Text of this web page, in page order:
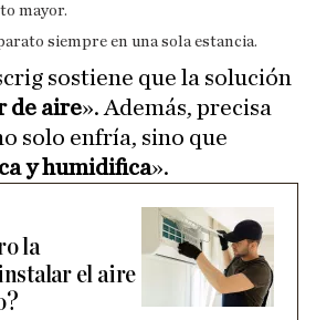
mayor.
siempre en una sola estancia.
sostiene que la solución
de aire». Además, precisa
solo enfría, sino que
y humidifica».
la
el aire